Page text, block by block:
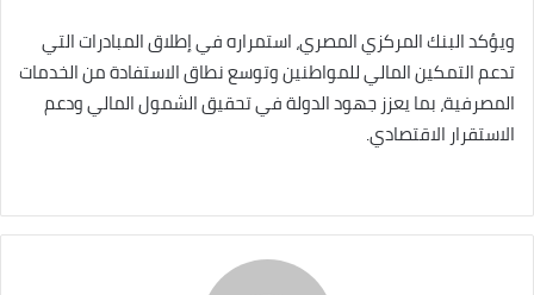
ويؤكد البنك المركزي المصري، استمراره في إطلاق المبادرات التي
تدعم التمكين المالي للمواطنين وتوسع نطاق الاستفادة من الخدمات
المصرفية، بما يعزز جهود الدولة في تحقيق الشمول المالي ودعم
الاستقرار الاقتصادي.